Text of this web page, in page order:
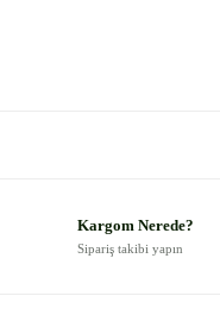
Kargom Nerede?
Sipariş takibi yapın